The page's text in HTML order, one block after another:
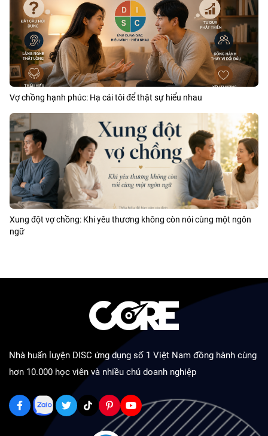
Vợ chồng hạnh phúc: Hạ cái tôi để thật sự hiểu nhau
Xung đột vợ chồng: Khi yêu thương không còn nói cùng một ngôn
ngữ
Nhà huấn luyện DISC ứng dụng số 1 Việt Nam đồng hành cùng
hơn 10.000 học viên và nhiều chủ doanh nghiệp